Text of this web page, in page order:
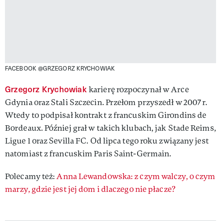
FACEBOOK @GRZEGORZ KRYCHOWIAK
Grzegorz Krychowiakkarierę rozpoczynał w Arce
Gdynia oraz Stali Szczecin. Przełom przyszedł w 2007 r.
Wtedy to podpisał kontrakt z francuskim Girondins de
Bordeaux. Później grał w takich klubach, jak Stade Reims,
Ligue 1 oraz Sevilla FC. Od lipca tego roku związany jest
natomiast z francuskim Paris Saint-Germain.
Polecamy też:Anna Lewandowska: z czym walczy, o czym
marzy, gdzie jest jej dom i dlaczego nie płacze?